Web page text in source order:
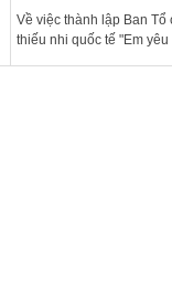
Về việc thành lập Ban Tổ
thiếu nhi quốc tế "Em